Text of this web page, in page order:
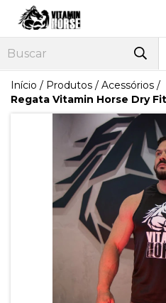
Início / Produtos / Acessórios /
Regata Vitamin Horse Dry Fit